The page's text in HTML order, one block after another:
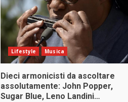
Lifestyle Musica
Dieci armonicisti da ascoltare
assolutamente: John Popper,
Sugar Blue, Leno Landini…